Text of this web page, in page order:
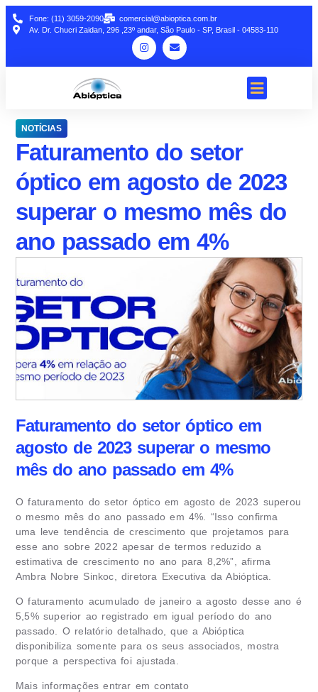
Fone: (11) 3059-2090
comercial@abioptica.com.br
Av. Dr. Chucri Zaidan, 296 ,23º andar, São Paulo - SP, Brasil - 04583-110
NOTÍCIAS
Faturamento do setor
óptico em agosto de 2023
superar o mesmo mês do
ano passado em 4%
Faturamento do setor óptico em
agosto de 2023 superar o mesmo
mês do ano passado em 4%
O faturamento do setor óptico em agosto de 2023 superou
o mesmo mês do ano passado em 4%. “Isso confirma
uma leve tendência de crescimento que projetamos para
esse ano sobre 2022 apesar de termos reduzido a
estimativa de crescimento no ano para 8,2%”, afirma
Ambra Nobre Sinkoc, diretora Executiva da Abióptica.
O faturamento acumulado de janeiro a agosto desse ano é
5,5% superior ao registrado em igual período do ano
passado. O relatório detalhado, que a Abióptica
disponibiliza somente para os seus associados, mostra
porque a perspectiva foi ajustada
Mais informações entrar em contato